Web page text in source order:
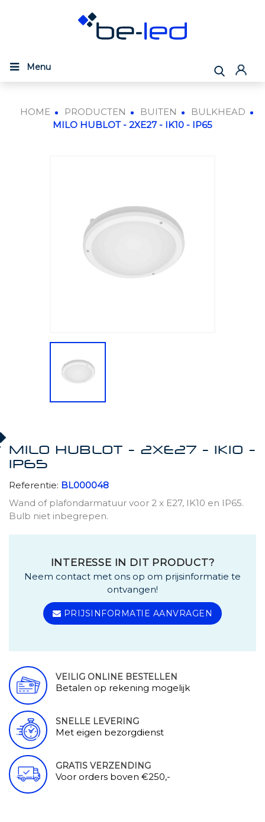
Menu
HOME PRODUCTEN BUITEN
BULKHEAD
MILO HUBLOT - 2XE27 - IK10 - IP65
MILO HUBLOT - 2XE27 - IK10 -
IP65
Referentie: BL000048
Wand of plafondarmatuur voor 2 x E27, IK10 en IP65.
Bulb niet inbegrepen.
INTERESSE IN DIT PRODUCT?
Neem contact met ons op om prijsinformatie te
ontvangen!
PRIJSINFORMATIE AANVRAGEN
VEILIG ONLINE BESTELLEN
Betalen op rekening mogelijk
SNELLE LEVERING
Met eigen bezorgdienst
GRATIS VERZENDING
Voor orders boven €250,-